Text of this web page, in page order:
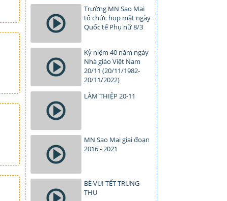
Trường MN Sao Mai
tổ chức họp mặt ngày
Quốc tế Phụ nữ 8/3
Kỷ niệm 40 năm ngày
Nhà giáo Việt Nam
20/11 (20/11/1982-
20/11/2022)
LÀM THIỆP 20-11
MN Sao Mai giai đoạn
2016 - 2021
BÉ VUI TẾT TRUNG
THU